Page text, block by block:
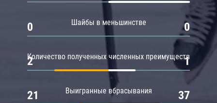
Шайбы в меньшинстве
0 0
Количество полученных численных преимуществ
2 1
Выигранные вбрасывания
21 37